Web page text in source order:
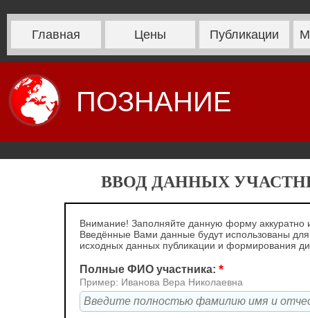
Главная Цены Публикации
ПОЗНАНИЕ
ВВОД ДАННЫХ
Внимание! Заполняйте данную форму аккуратно
Введённые Вами данные будут использованы
исходных данных публикации и формирования
Полные ФИО участника: *
Пример: Иванова Вера Николаевна